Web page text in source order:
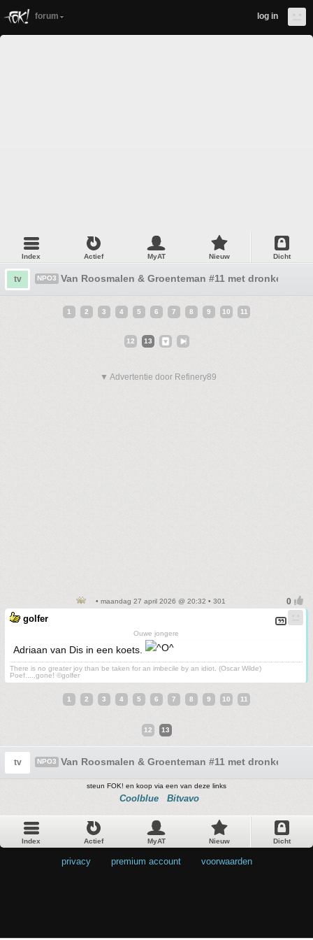
forum log in
Index Actief MyAT Nieuw Dicht
tv NPO3 Van Roosmalen & Groenteman #11 met dronken
1 2 3 4 5 6 7 8 9 10 11
12 13
▼ Advertentie door Refinery89
• maandag 27 april 2026 @ 20:32 • 301
golfer
Ouwe jongere
Adriaan van Dis in een koets.
There is no greater joy than be taken for an imbecile by an idiot. (Oscar Wilde)
Poef.....gone! ©golfer
1 2 3 4 5 6 7 8 9 10 11
12 13
tv NPO3 Van Roosmalen & Groenteman #11 met dronken
steun FOK! en koop via een van deze links
Coolblue Bitvavo
Index Actief MyAT Nieuw Dicht
privacy premium account voorwaarden